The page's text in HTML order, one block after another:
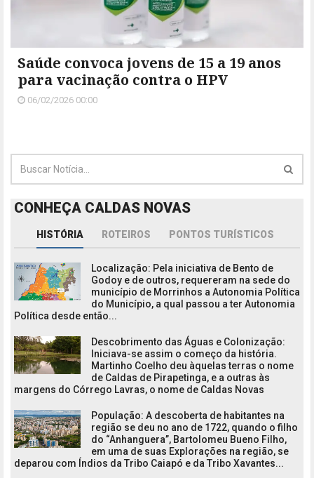
Saúde convoca jovens de 15 a 19 anos
para vacinação contra o HPV
06/02/2026 00:00
CONHEÇA CALDAS NOVAS
HISTÓRIA ROTEIROS PONTOS TURÍSTICOS
Localização: Pela iniciativa de Bento de
Godoy e de outros, requereram na sede do
município de Morrinhos a Autonomia Política
do Município, a qual passou a ter Autonomia
Política desde então...
Descobrimento das Águas e Colonização:
Iniciava-se assim o começo da história.
Martinho Coelho deu àquelas terras o nome
de Caldas de Pirapetinga, e a outras às
margens do Córrego Lavras, o nome de Caldas Novas
População: A descoberta de habitantes na
região se deu no ano de 1722, quando o filho
do “Anhanguera”, Bartolomeu Bueno Filho,
em uma de suas Explorações na região, se
deparou com Índios da Tribo Caiapó e da Tribo Xavantes...